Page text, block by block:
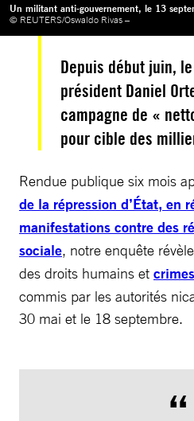
Un militant anti-gouvernement, le 13
© REUTERS/Oswaldo Rivas –
Depuis début juin,
président Daniel
campagne de «
pour cible des
Rendue publique six mois
de la répression d’État, en
manifestations contre des
sociale, notre enquête
des droits humains et
commis par les autorités
30 mai et le 18 septembre.